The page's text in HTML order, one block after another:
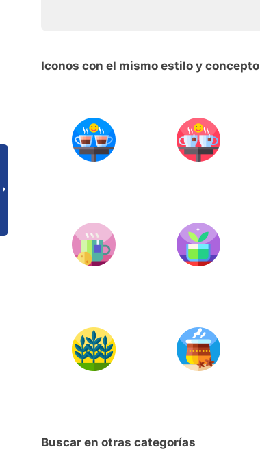
Iconos con el mismo estilo y concepto
Buscar en otras categorías